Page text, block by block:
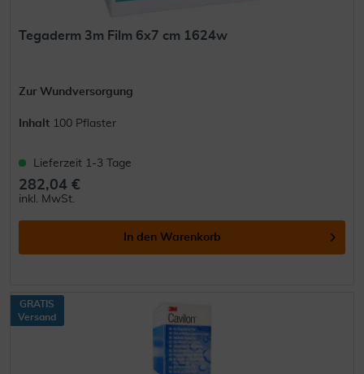
Tegaderm 3m Film 6x7 cm 1624w
Zur Wundversorgung
Inhalt 100 Pflaster
Lieferzeit 1-3 Tage
282,04 €
inkl. MwSt.
In den Warenkorb
GRATIS
Versand